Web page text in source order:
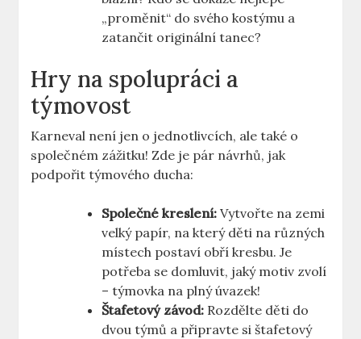
„proměnit“ ⁣do svého kostýmu‌ a
zatančit originální tanec?
Hry na spolupráci a
týmovost
Karneval není jen‌ o​ jednotlivcích, ale také o
společném zážitku! Zde je​ pár ​návrhů, jak
podpořit týmového ducha:
Společné kreslení: Vytvořte na zemi⁤
velký papír, na který děti na různých
místech postaví obří kresbu. Je
potřeba se domluvit, jaký motiv zvolí
– týmovka na plný úvazek!
Štafetový závod: ‌Rozdělte děti do
dvou týmů a připravte si štafetový